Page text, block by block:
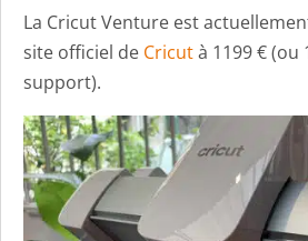
La Cricut Venture est
site officiel de Cricutà 1199 € (ou
support).